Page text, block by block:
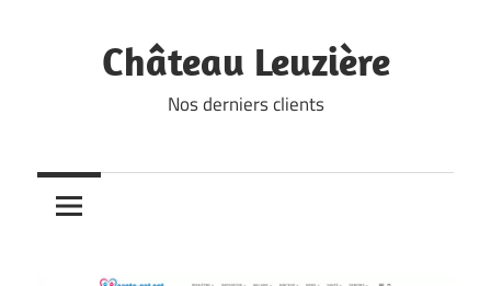
Château Leuzière
Nos derniers clients